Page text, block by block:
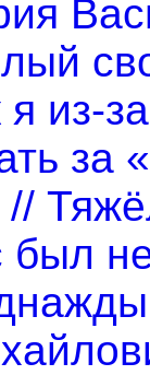
я из-
за
был